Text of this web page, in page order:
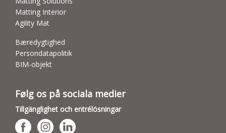
Matting Interior
Agility Mat
Bæredygtighed
Persondatapolitik
BIM-objekt
Følg os på sociala medier
Tillgänglighet och entrélösningar